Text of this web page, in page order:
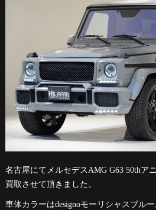
名古屋にてメルセデスAMG G63 50thア
買取させて頂きました。
車体カラーはdesignoモーリシャスブル